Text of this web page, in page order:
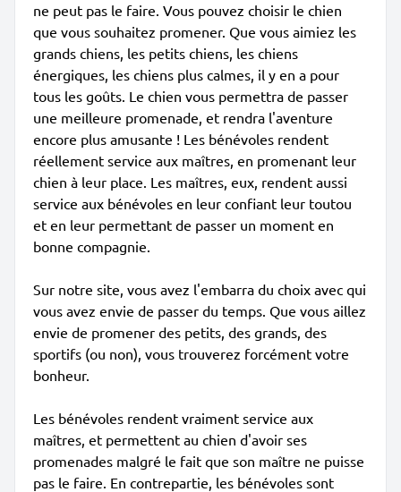
ne peut pas le faire. Vous pouvez choisir le chien
que vous souhaitez promener. Que vous aimiez les
grands chiens, les petits chiens, les chiens
énergiques, les chiens plus calmes, il y en a pour
tous les goûts. Le chien vous permettra de passer
une meilleure promenade, et rendra l'aventure
encore plus amusante ! Les bénévoles rendent
réellement service aux maîtres, en promenant leur
chien à leur place. Les maîtres, eux, rendent aussi
service aux bénévoles en leur confiant leur toutou
et en leur permettant de passer un moment en
bonne compagnie.
Sur notre site, vous avez l'embarra du choix avec qui
vous avez envie de passer du temps. Que vous aillez
envie de promener des petits, des grands, des
sportifs (ou non), vous trouverez forcément votre
bonheur.
Les bénévoles rendent vraiment service aux
maîtres, et permettent au chien d'avoir ses
promenades malgré le fait que son maître ne puisse
pas le faire. En contrepartie, les bénévoles sont